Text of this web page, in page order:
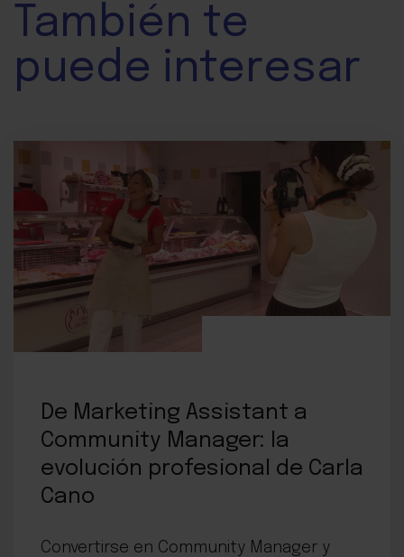
También te
puede interesar
De Marketing Assistant a
Community Manager: la
evolución profesional de Carla
Cano
Convertirse en Community Manager y